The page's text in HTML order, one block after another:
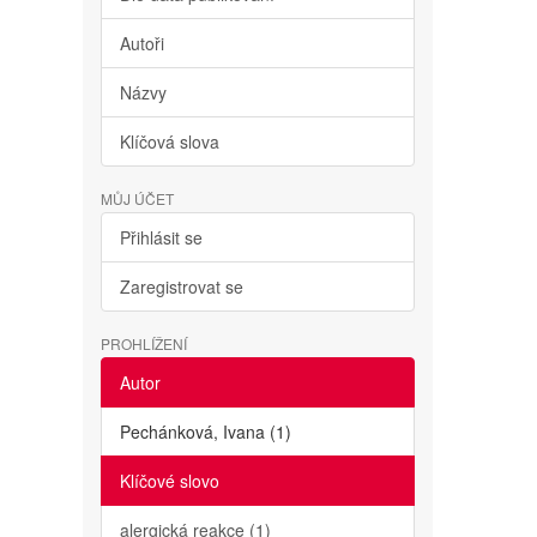
Autoři
Názvy
Klíčová slova
MŮJ ÚČET
Přihlásit se
Zaregistrovat se
PROHLÍŽENÍ
Autor
Pechánková, Ivana (1)
Klíčové slovo
alergická reakce (1)